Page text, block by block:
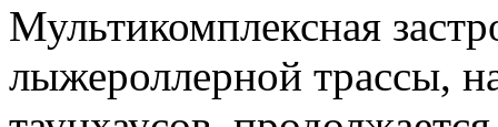
Мультикомплексная
лыжероллерной трассы,